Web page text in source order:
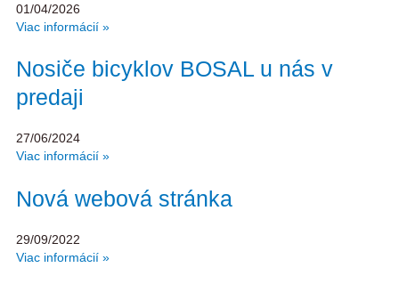
01/04/2026
Viac informácií »
Nosiče bicyklov BOSAL u nás v
predaji
27/06/2024
Viac informácií »
Nová webová stránka
29/09/2022
Viac informácií »